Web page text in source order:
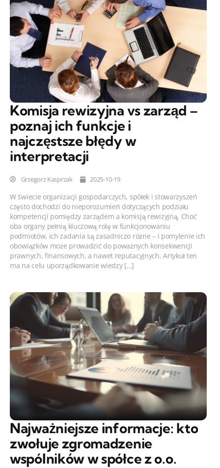
Komisja rewizyjna vs zarząd –
poznaj ich funkcje i
najczęstsze błędy w
interpretacji
Grzegorz Kasprzak 2025-10-19
W świecie organizacji gospodarczych, spółek i stowarzyszeń
często dochodzi do nieporozumień dotyczących podziału
kompetencji pomiędzy zarządem a komisją rewizyjną. Choć
oba organy pełnią kluczową rolę w funkcjonowaniu
podmiotów, ich zadania są zasadniczo różne – i pomylenie ich
obowiązków może prowadzić do poważnych konsekwencji
prawnych, finansowych, a nawet reputacyjnych. Artykuł ten
ma na celu uporządkowanie wiedzy […]
Najważniejsze informacje: kto
zwołuje zgromadzenie
wspólników w spółce z o.o.